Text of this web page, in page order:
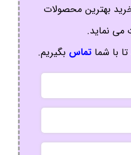
بهترین محصولات
می نماید.
تا با شماتماس بگیریم.